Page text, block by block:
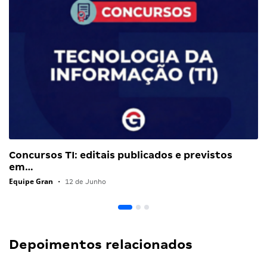
Concursos TI: editais publicados e previstos
em…
Equipe Gran • 12 de Junho
Depoimentos relacionados